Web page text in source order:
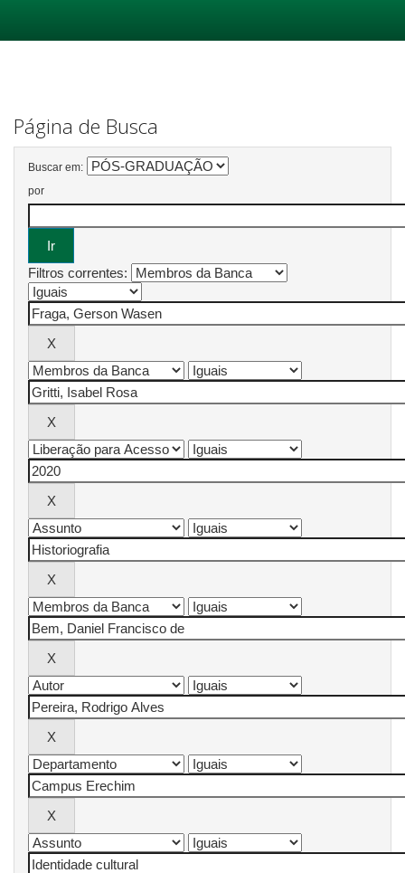
Página de Busca
Buscar em:
por
Filtros correntes: